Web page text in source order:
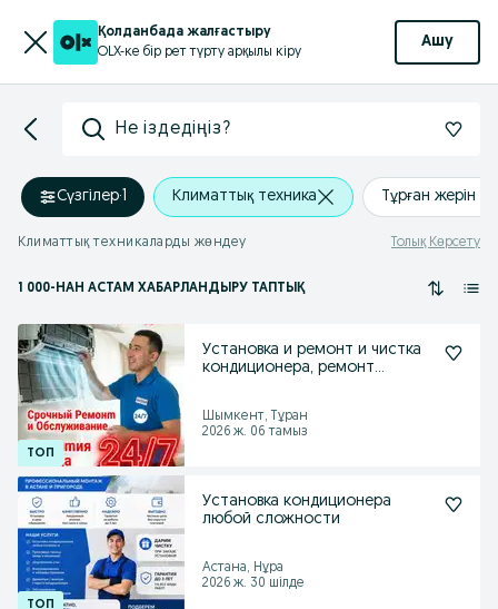
Қолданбада жалғастыру
OLX-ке бір рет түрту арқылы кіру
Ашу
Не іздедіңіз?
Сүзгілер·1 Климаттық техника Тұрған жерін
Климаттық техникаларды жөндеу Толық Көрсету
1 000-НАН АСТАМ ХАБАРЛАНДЫРУ ТАПТЫҚ
Установка и ремонт и чистка
кондиционера, ремонт
Шымкент, Тұран
2026 ж. 06 тамыз
Установка кондиционера
любой сложности
Астана, Нұра
2026 ж. 30 шілде